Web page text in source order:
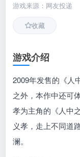
游戏来源：网友投递
收藏
游戏介绍
2009年发售的《人
之外，本作中还可
孝为主角的《人中
义孝，走上不同道
澜。